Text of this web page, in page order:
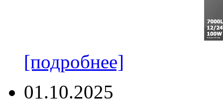
[подробнее]
01.10.2025